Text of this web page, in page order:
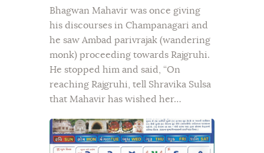
Bhagwan Mahavir was once giving
his discourses in Champanagari and
he saw Ambad parivrajak (wandering
monk) proceeding towards Rajgruhi.
He stopped him and said, “On
reaching Rajgruhi, tell Shravika Sulsa
that Mahavir has wished her…